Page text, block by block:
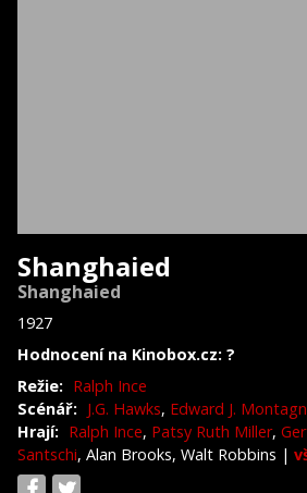
Shanghaied
Shanghaied
1927
Hodnocení na Kinobox.cz: ?
Režie: Ralph Ince
Scénář: J.G. Hawks, Edward J.
Hrají: Ralph Ince, Patsy Ruth Miller,
Santschi, Alan Brooks, Walt Robbins |